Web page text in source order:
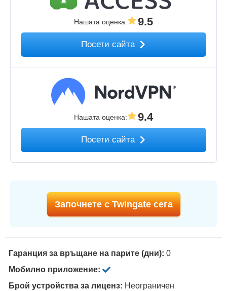
Нашата оценка: 9.5
Посети сайта
Нашата оценка: 9.4
Посети сайта
Започнете с Twingate сега
Гаранция за връщане на парите (дни): 0
Мобилно приложение:
Брой устройства за лиценз: Неограничен